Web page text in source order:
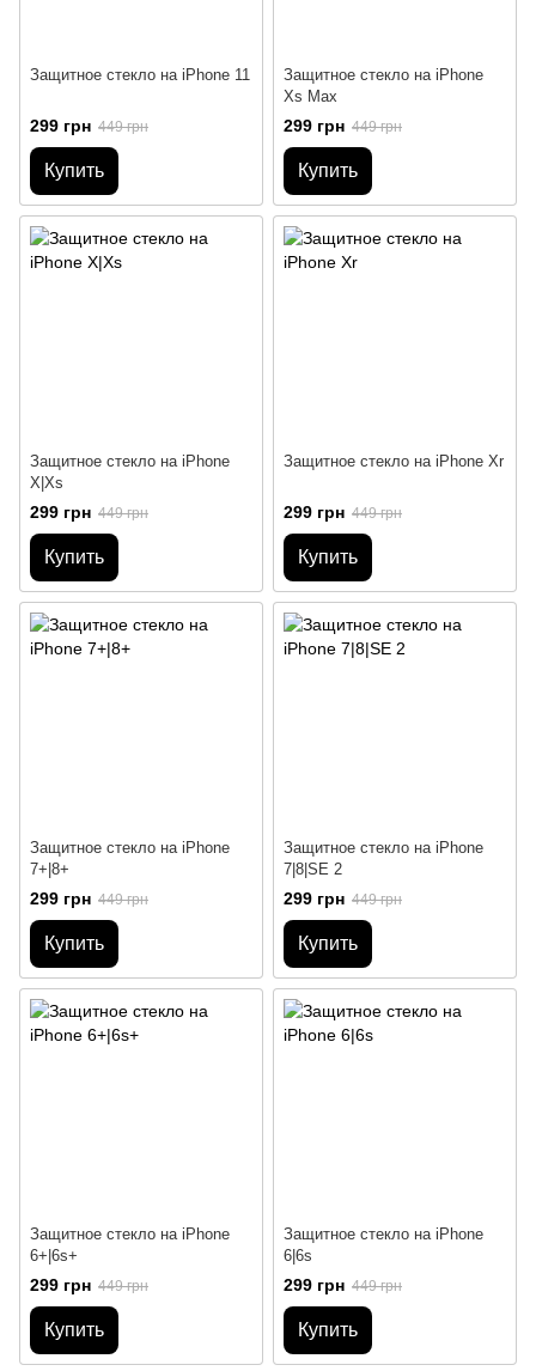
Защитное стекло на iPhone 11
299 грн 449 грн
Купить
Защитное стекло на iPhone
Xs Max
299 грн 449 грн
Купить
Защитное стекло на iPhone
X|Xs
299 грн 449 грн
Купить
Защитное стекло на iPhone Xr
299 грн 449 грн
Купить
Защитное стекло на iPhone
7+|8+
299 грн 449 грн
Купить
Защитное стекло на iPhone
7|8|SE 2
299 грн 449 грн
Купить
Защитное стекло на iPhone
6+|6s+
299 грн 449 грн
Купить
Защитное стекло на iPhone
6|6s
299 грн 449 грн
Купить